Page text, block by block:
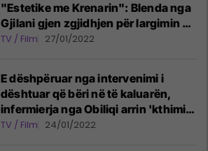
"Estetike me Krenarin": Blenda nga
Gjilani gjen zgjidhjen për largimin e
piklave nga fytyra
TV / Film 27/01/2022
E dëshpëruar nga intervenimi i
dështuar që bëri në të kaluarën,
infermierja nga Obiliqi arrin 'kthimin
në origjinalitet' në "Estetika me
TV / Film 24/01/2022